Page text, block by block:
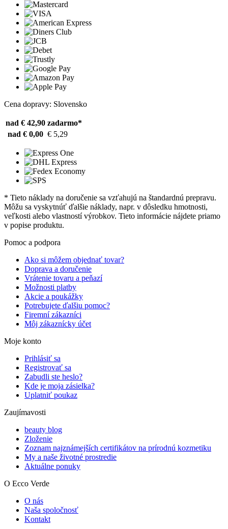
Cena dopravy: Slovensko
nad € 42,90 zadarmo*
nad € 0,00 € 5,29
* Tieto náklady na doručenie sa vzťahujú na štandardnú prepravu.
Môžu sa vyskytnúť ďalšie náklady, napr. v dôsledku hmotnosti,
veľkosti alebo vlastností výrobkov. Tieto informácie nájdete priamo
v popise produktu.
Pomoc a podpora
Ako si môžem objednať tovar?
Doprava a doručenie
Vrátenie tovaru a peňazí
Možnosti platby
Akcie a poukážky
Potrebujete ďalšiu pomoc?
Firemní zákazníci
Môj zákaznícky účet
Moje konto
Prihlásiť sa
Registrovať sa
Zabudli ste heslo?
Kde je moja zásielka?
Uplatniť poukaz
Zaujímavosti
beauty blog
Zloženie
Zoznam najznámejších certifikátov na prírodnú kozmetiku
My a naše životné prostredie
Aktuálne ponuky
O Ecco Verde
O nás
Naša spoločnosť
Kontakt